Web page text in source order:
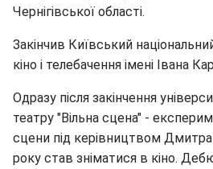
Чернігівської області.
Закінчив Київський
кіно і телебачення імені Івана
Одразу після закінчення
театру "Вільна сцена" -
сцени під керівництвом
року став зніматися в кіно.